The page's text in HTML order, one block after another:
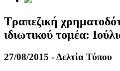
Τραπεζική
ιδιωτικού τομέα:
27/08/2015 - Δελτία Τύπου